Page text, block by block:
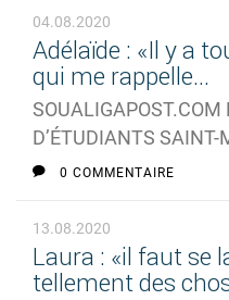
04.08.2020
Adélaïde : «Il y a
qui me rappelle...
SOUALIGAPOST.COM
D’ÉTUDIANTS SAINT-
0 COMMENTAIRE
13.08.2020
Laura : «il faut se
tellement des